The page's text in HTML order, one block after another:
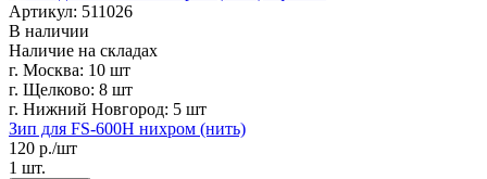
Артикул: 511026
В наличии
Наличие на складах
г. Москва: 10 шт
г. Щелково: 8 шт
г. Нижний Новгород: 5 шт
Зип для FS-600H нихром (нить)
120 р./шт
1 шт.